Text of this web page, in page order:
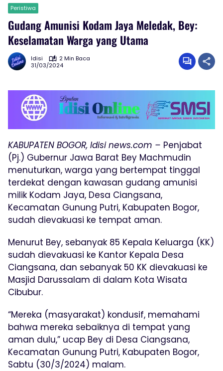
Peristiwa
Gudang Amunisi Kodam Jaya Meledak, Bey:
Keselamatan Warga yang Utama
Idisi
2 Min Baca
31/03/2024
KABUPATEN BOGOR, Idisi news.com – Penjabat
(Pj.) Gubernur Jawa Barat Bey Machmudin
menuturkan, warga yang bertempat tinggal
terdekat dengan kawasan gudang amunisi
milik Kodam Jaya, Desa Ciangsana,
Kecamatan Gunung Putri, Kabupaten Bogor,
sudah dievakuasi ke tempat aman.
Menurut Bey, sebanyak 85 Kepala Keluarga (KK)
sudah dievakuasi ke Kantor Kepala Desa
Ciangsana, dan sebanyak 50 KK dievakuasi ke
Masjid Darussalam di dalam Kota Wisata
Cibubur.
“Mereka (masyarakat) kondusif, memahami
bahwa mereka sebaiknya di tempat yang
aman dulu,” ucap Bey di Desa Ciangsana,
Kecamatan Gunung Putri, Kabupaten Bogor,
Sabtu (30/3/2024) malam.